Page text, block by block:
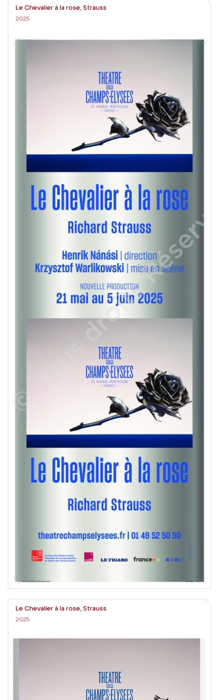
Le Chevalier à la rose, Strauss
2025
Le Chevalier à la rose, Strauss
2025